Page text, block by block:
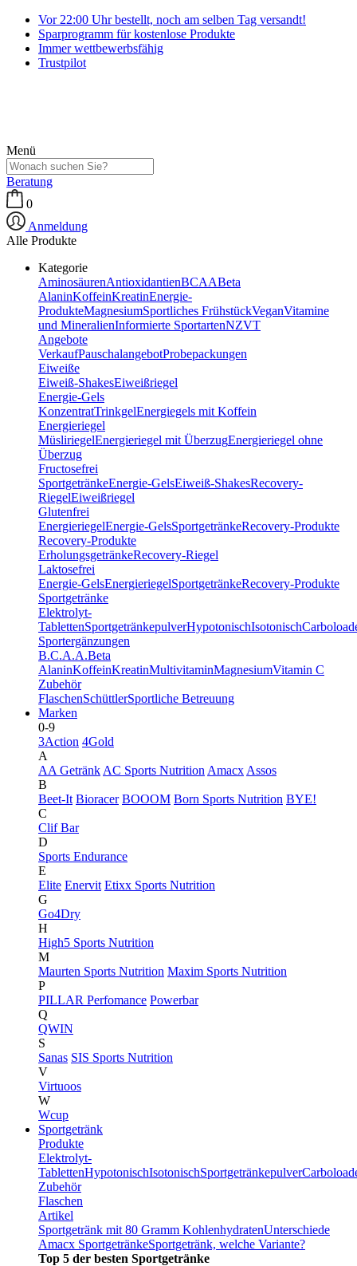
Vor 22:00 Uhr bestellt, noch am selben Tag versandt!
Sparprogramm für kostenlose Produkte
Immer wettbewerbsfähig
Trustpilot
Menü
Beratung
0
Anmeldung
Alle Produkte
Kategorie
AminosäurenAntioxidantienBCAABeta
AlaninKoffeinKreatinEnergie-
ProdukteMagnesiumSportliches FrühstückVeganVitamine
und MineralienInformierte SportartenNZVT
Angebote
VerkaufPauschalangebotProbepackungen
Eiweiße
Eiweiß-ShakesEiweißriegel
Energie-Gels
KonzentratTrinkgelEnergiegels mit Koffein
Energieriegel
MüsliriegelEnergieriegel mit ÜberzugEnergieriegel ohne
Überzug
Fructosefrei
SportgetränkeEnergie-GelsEiweiß-ShakesRecovery-
RiegelEiweißriegel
Glutenfrei
EnergieriegelEnergie-GelsSportgetränkeRecovery-Produkte
Recovery-Produkte
ErholungsgetränkeRecovery-Riegel
Laktosefrei
Energie-GelsEnergieriegelSportgetränkeRecovery-Produkte
Sportgetränke
Elektrolyt-
TablettenSportgetränkepulverHypotonischIsotonisch
Sportergänzungen
B.C.A.A.Beta
AlaninKoffeinKreatinMultivitaminMagnesiumVitamin C
Zubehör
FlaschenSchüttlerSportliche Betreuung
Marken
0-9
3Action 4Gold
A
AA Getränk AC Sports Nutrition Amacx Assos
B
Beet-It Bioracer BOOOM Born Sports Nutrition BYE!
C
Clif Bar
D
Sports Endurance
E
Elite Enervit Etixx Sports Nutrition
G
Go4Dry
H
High5 Sports Nutrition
M
Maurten Sports Nutrition Maxim Sports Nutrition
P
PILLAR Perfomance Powerbar
Q
QWIN
S
Sanas SIS Sports Nutrition
V
Virtuoos
W
Wcup
Sportgetränk
Produkte
Elektrolyt-
TablettenHypotonischIsotonischSportgetränkepulver
Zubehör
Flaschen
Artikel
Sportgetränk mit 80 Gramm KohlenhydratenUnterschiede
Amacx SportgetränkeSportgetränk, welche Variante?
Top 5 der besten Sportgetränke